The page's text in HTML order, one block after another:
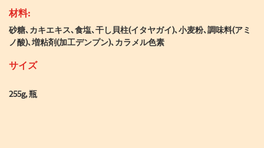
材料:
砂糖､カキエキス､食塩､干し貝柱(イタヤガイ)､小麦粉､調味料(アミ
ノ酸)､増粘剤(加工デンプン)､カラメル色素
サイズ
255g, 瓶